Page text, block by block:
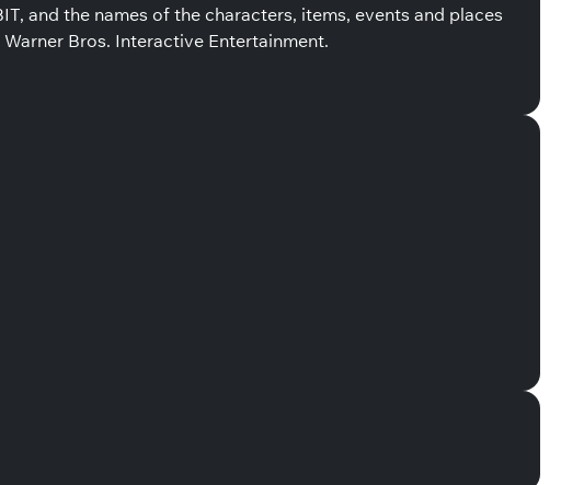
and the names of the characters, items, events and places
Bros. Interactive Entertainment.